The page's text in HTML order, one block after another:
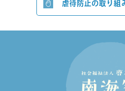
虐待防止の取り組